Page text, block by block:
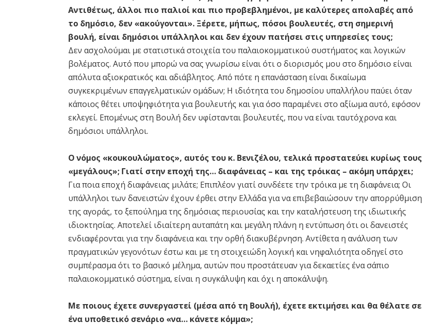
Αντιθέτως, άλλοι πιο παλιοί και πιο προβεβλημένοι, με καλύτερες απολαβές από
το δημόσιο, δεν «ακούγονται». Ξέρετε, μήπως, πόσοι βουλευτές, στη σημερινή
βουλή, είναι δημόσιοι υπάλληλοι και δεν έχουν πατήσει στις υπηρεσίες τους;
Δεν ασχολούμαι με στατιστικά στοιχεία του παλαιοκομματικού συστήματος και λογικών
βολέματος. Αυτό που μπορώ να σας γνωρίσω είναι ότι ο διορισμός μου στο δημόσιο είναι
απόλυτα αξιοκρατικός και αδιάβλητος. Από πότε η επανάσταση είναι δικαίωμα
συγκεκριμένων επαγγελματικών ομάδων; Η ιδιότητα του δημοσίου υπαλλήλου παύει όταν
κάποιος θέτει υποψηφιότητα για βουλευτής και για όσο παραμένει στο αξίωμα αυτό, εφόσον
εκλεγεί. Επομένως στη Βουλή δεν υφίστανται βουλευτές, που να είναι ταυτόχρονα και
δημόσιοι υπάλληλοι.
Ο νόμος «κουκουλώματος», αυτός του κ. Βενιζέλου, τελικά προστατεύει κυρίως τους
«μεγάλους»; Γιατί στην εποχή της… διαφάνειας – και της τρόικας – ακόμη υπάρχει;
Για ποια εποχή διαφάνειας μιλάτε; Επιπλέον γιατί συνδέετε την τρόικα με τη διαφάνεια; Οι
υπάλληλοι των δανειστών έχουν έρθει στην Ελλάδα για να επιβεβαιώσουν την απορρύθμιση
της αγοράς, το ξεπούλημα της δημόσιας περιουσίας και την καταλήστευση της ιδιωτικής
ιδιοκτησίας. Αποτελεί ιδιαίτερη αυταπάτη και μεγάλη πλάνη η εντύπωση ότι οι δανειστές
ενδιαφέρονται για την διαφάνεια και την ορθή διακυβέρνηση. Αντίθετα η ανάλυση των
πραγματικών γεγονότων έστω και με τη στοιχειώδη λογική και νηφαλιότητα οδηγεί στο
συμπέρασμα ότι το βασικό μέλημα, αυτών που προστάτευαν για δεκαετίες ένα σάπιο
παλαιοκομματικό σύστημα, είναι η συγκάλυψη και όχι η αποκάλυψη.
Με ποιους έχετε συνεργαστεί (μέσα από τη Βουλή), έχετε εκτιμήσει και θα θέλατε σε
ένα υποθετικό σενάριο «να… κάνετε κόμμα»;